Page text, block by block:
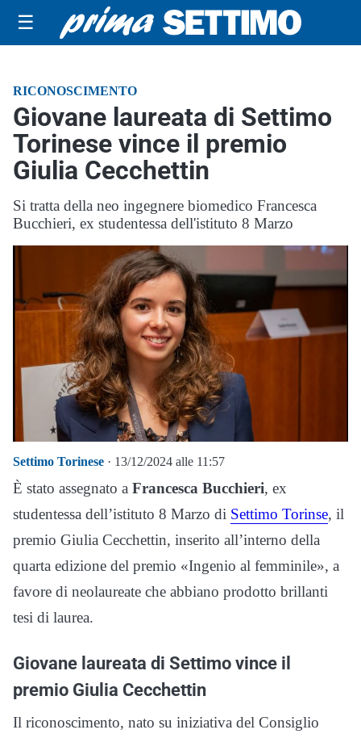
☰
RICONOSCIMENTO
Giovane laureata di Settimo
Torinese vince il premio
Giulia Cecchettin
Si tratta della neo ingegnere biomedico Francesca
Bucchieri, ex studentessa dell'istituto 8 Marzo
Settimo Torinese · 13/12/2024 alle 11:57
È stato assegnato a Francesca Bucchieri, ex
studentessa dell’istituto 8 Marzo di Settimo Torinse, il
premio Giulia Cecchettin, inserito all’interno della
quarta edizione del premio «Ingenio al femminile», a
favore di neolaureate che abbiano prodotto brillanti
tesi di laurea.
Giovane laureata di Settimo vince il
premio Giulia Cecchettin
Il riconoscimento, nato su iniziativa del Consiglio